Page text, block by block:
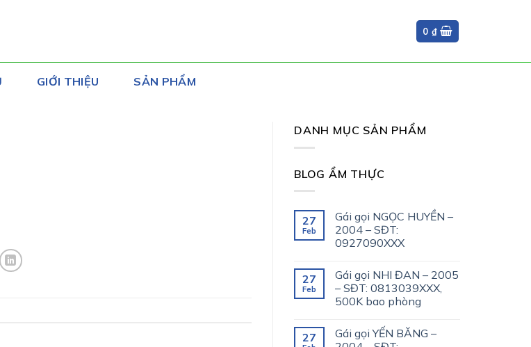
0 ₫
GIỚI THIỆU SẢN PHẨM
DANH MỤC SẢN PHẨM
BLOG ẨM THỰC
27
Feb
Gái gọi NGỌC HUYỀN –
2004 – SĐT:
0927090XXX
27
Feb
Gái gọi NHI ĐAN – 2005
– SĐT: 0813039XXX,
500K bao phòng
27
Gái gọi YẾN BĂNG –